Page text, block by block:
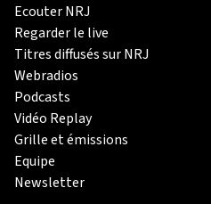
Ecouter NRJ
Regarder le live
Titres diffusés sur NRJ
Webradios
Podcasts
Vidéo Replay
Grille et émissions
Equipe
Newsletter